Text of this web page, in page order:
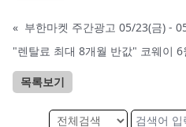
« 부한마켓 주간광고 05/23(금) -
"렌탈료 최대 8개월 반값" 코웨이 6
목록보기